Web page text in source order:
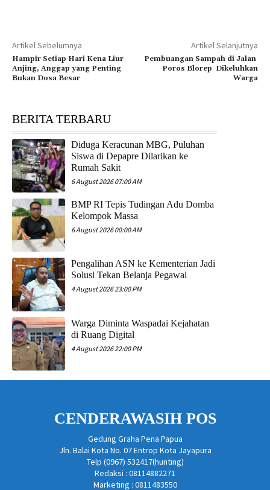
Artikel Sebelumnya
Hampir Setiap Hari Kena Liur
Anjing, Anggap yang Penting
Bukan Dosa Besar
Artikel Selanjutnya
Pembuangan Sampah di Jalan
Poros Blorep Dikeluhkan
Warga
BERITA TERBARU
Diduga Keracunan MBG, Puluhan
Siswa di Depapre Dilarikan ke
Rumah Sakit
6 August 2026 07:00 AM
​BMP RI Tepis Tudingan Adu Domba
Kelompok Massa
6 August 2026 00:00 AM
Pengalihan ASN ke Kementerian Jadi
Solusi Tekan Belanja Pegawai
4 August 2026 23:00 PM
Warga Diminta Waspadai Kejahatan
di Ruang Digital
4 August 2026 22:00 PM
CENDERAWASIH POS
Gedung Graha Pena Papua
Jln. Balai Kota No. 07 Entrop Kota Jayapura
Telp (0967) 532417(hunting)
Redaksi : 08114882271
Marketing : 0811483550